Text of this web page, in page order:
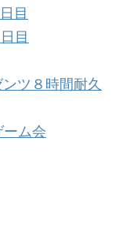
目
目
ツ８時間耐久
ーム会